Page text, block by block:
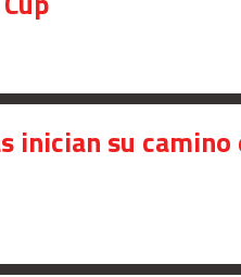
inician su camino